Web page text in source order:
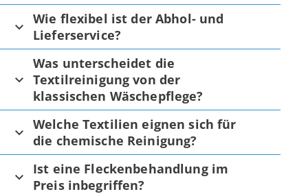
Wie flexibel ist der Abhol- und
Lieferservice?
Was unterscheidet die
Textilreinigung von der
klassischen Wäschepflege?
Welche Textilien eignen sich für
die chemische Reinigung?
Ist eine Fleckenbehandlung im
Preis inbegriffen?